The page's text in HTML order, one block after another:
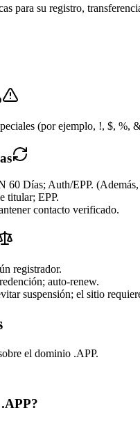
para su registro,
(por ejemplo, !, $, %,
Días; Auth/EPP.
titular; EPP.
contacto verificado.
registrador.
auto-renew.
suspensión; el sitio
el dominio .APP.